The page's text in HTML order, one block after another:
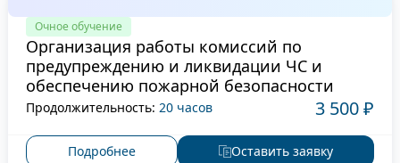
Очное обучение
Организация работы комиссий по
предупреждению и ликвидации ЧС и
обеспечению пожарной безопасности
Продолжительность: 20 часов 3 500 ₽
Подробнее Оставить заявку